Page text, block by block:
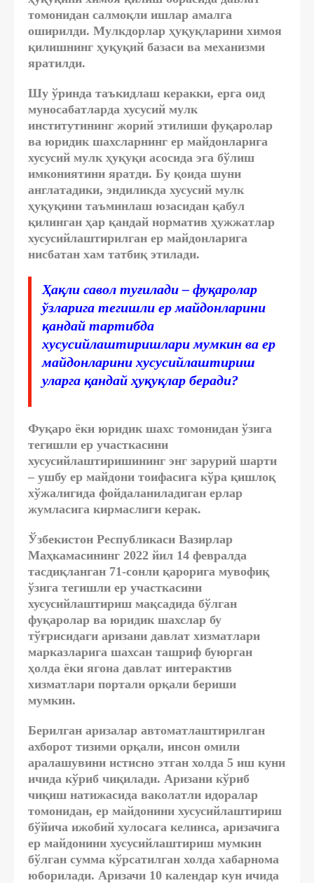
томонидан салмоқли ишлар амалга
оширилди. Мулкдорлар ҳуқуқларини химоя
қилишнинг ҳуқуқий базаси ва механизми
яратилди.
Шу ўринда таъкидлаш керакки, ерга оид
муносабатларда хусусий мулк
институтининг жорий этилиши фуқаролар
ва юридик шахсларнинг ер майдонларига
хусусий мулк ҳуқуқи асосида эга бўлиш
имкониятини яратди. Бу қоида шуни
англатадики, эндиликда хусусий мулк
ҳуқуқини таъминлаш юзасидан қабул
қилинган ҳар қандай норматив ҳужжатлар
хусусийлаштирилган ер майдонларига
нисбатан хам татбиқ этилади.
Ҳақли савол туғилади – фуқаролар
ўзларига тегишли ер майдонларини
қандай тартибда
хусусийлаштиришлари мумкин ва ер
майдонларини хусусийлаштириш
уларга қандай ҳуқуқлар беради?
Фуқаро ёки юридик шахс томонидан ўзига
тегишли ер участкасини
хусусийлаштиришининг энг зарурий шарти
– ушбу ер майдони тоифасига кўра қишлоқ
хўжалигида фойдаланиладиган ерлар
жумласига кирмаслиги керак.
Ўзбекистон Республикаси Вазирлар
Маҳкамасининг 2022 йил 14 февралда
тасдиқланган 71-сонли қарорига мувофиқ
ўзига тегишли ер участкасини
хусусийлаштириш мақсадида бўлган
фуқаролар ва юридик шахслар бу
тўғрисидаги аризани давлат хизматлари
марказларига шахсан ташриф буюрган
ҳолда ёки ягона давлат интерактив
хизматлари портали орқали бериши
мумкин.
Берилган аризалар автоматлаштирилган
ахборот тизими орқали, инсон омили
аралашувини истисно этган холда 5 иш куни
ичида кўриб чиқилади. Аризани кўриб
чиқиш натижасида ваколатли идоралар
томонидан, ер майдонини хусусийлаштириш
бўйича ижобий хулосага келинса, аризачига
ер майдонини хусусийлаштириш мумкин
бўлган сумма кўрсатилган холда хабарнома
юборилади. Аризачи 10 календар кун ичида